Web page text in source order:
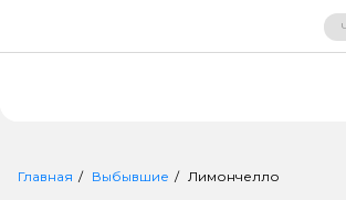
ВХОД
Главная Выбывшие Лимончелло